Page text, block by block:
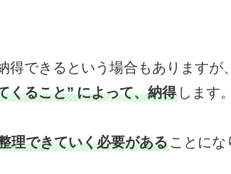
得できるという場合もありますが
くること”によって、納得 します。
理できていく必要があることにな